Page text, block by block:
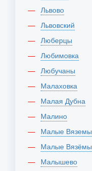
Львово
Львовский
Люберцы
Любимовка
Любучаны
Малаховка
Малая Дубна
Малино
Малые Вяземы
Малые Вязёмы
Малышево